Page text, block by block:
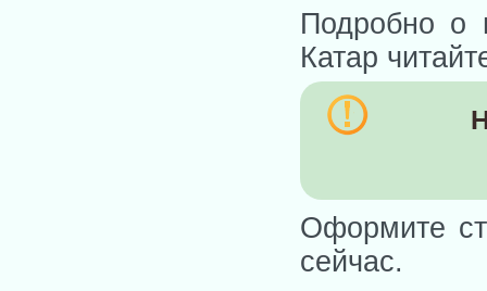
Подробно о
Катар
Оформите
сейчас.